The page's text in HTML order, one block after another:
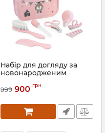
Набір для догляду за
новонародженим
Артикул:89125
999 900 грн.